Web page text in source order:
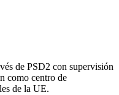
de PSD2 con supervisión
como centro de
de la UE.